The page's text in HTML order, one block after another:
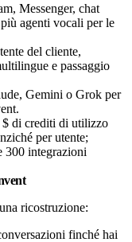
Messenger, chat
agenti vocali per le
del cliente,
e passaggio
Gemini o Grok per
$ di crediti di utilizzo
per utente;
300 integrazioni
ricostruzione:
finché hai